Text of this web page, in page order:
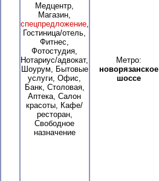
Медцентр,
Магазин,
спецпредложение,
Гостиница/отель,
Фитнес,
Фотостудия,
Нотариус/адвокат,
Шоурум, Бытовые
услуги, Офис,
Банк, Столовая,
Аптека, Салон
красоты, Кафе/
ресторан,
Свободное
назначение
Метро:
новорязанское
шоссе